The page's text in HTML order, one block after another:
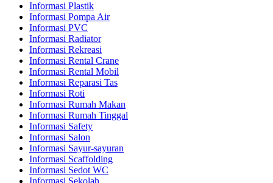
Informasi Plastik
Informasi Pompa Air
Informasi PVC
Informasi Radiator
Informasi Rekreasi
Informasi Rental Crane
Informasi Rental Mobil
Informasi Reparasi Tas
Informasi Roti
Informasi Rumah Makan
Informasi Rumah Tinggal
Informasi Safety
Informasi Salon
Informasi Sayur-sayuran
Informasi Scaffolding
Informasi Sedot WC